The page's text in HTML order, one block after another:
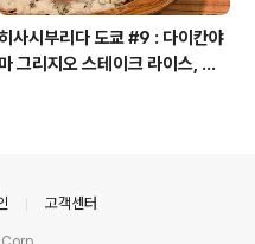
사시부리다 도쿄 #9 : 다이칸야
마 그리지오 스테이크 라이스, 후
스 맨션, 하네다 공항 면세점, 재
고객센터